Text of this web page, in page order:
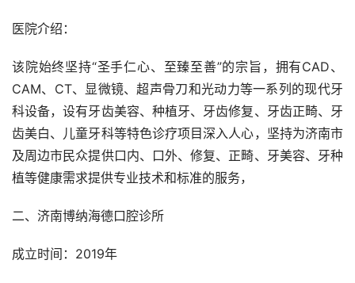
医院介绍：
该院始终坚持“圣手仁心、至臻至善”的宗旨，拥有CAD、
CAM、CT、显微镜、超声骨刀和光动力等一系列的现代牙
科设备，设有牙齿美容、种植牙、牙齿修复、牙齿正畸、牙
齿美白、儿童牙科等特色诊疗项目深入人心，坚持为济南市
及周边市民众提供口内、口外、修复、正畸、牙美容、牙种
植等健康需求提供专业技术和标准的服务，
二、济南博纳海德口腔诊所
成立时间：2019年